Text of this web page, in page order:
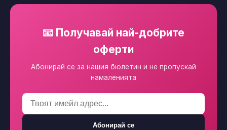
📧 Получавай най-добрите
оферти
Абонирай се за нашия бюлетин и не пропускай
намаленията
Абонирай се